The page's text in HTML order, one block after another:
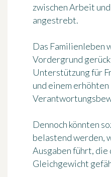
zwischen Arbeit
angestrebt.
Das Familienleben
Vordergrund
Unterstützung für
und einem erhöhten
Dennoch könnten
belastend werden,
Ausgaben führt, die
Gleichgewicht